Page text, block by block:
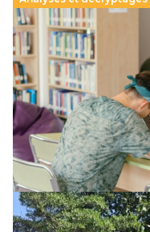
Supérieur privé :
promesse
11 juillet 2026-
Le projet de loi sur la
supérieur privé met en
qui relègue l’acte
Lire la suite →